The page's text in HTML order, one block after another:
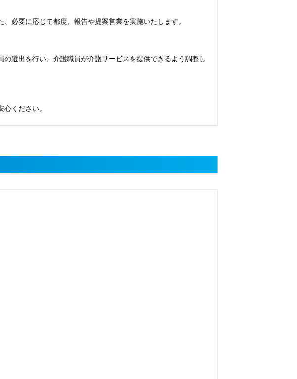
必要に応じて都度、報告や提案営業を実施いたします。
選出を行い、介護職員が介護サービスを提供できるよう調整し
ください。